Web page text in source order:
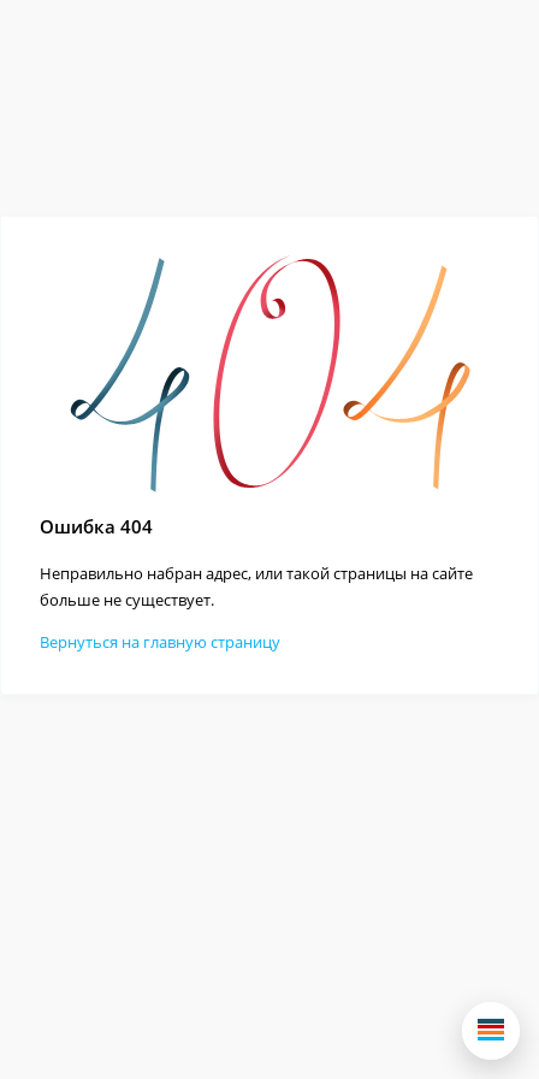
Ошибка 404
Неправильно набран адрес, или такой страницы на сайте
больше не существует.
Вернуться на главную страницу